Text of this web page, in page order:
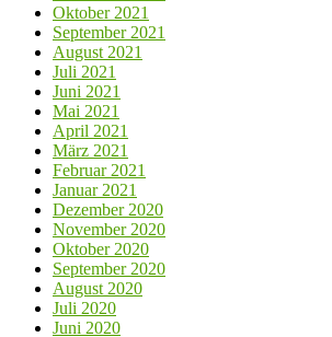
Oktober 2021
September 2021
August 2021
Juli 2021
Juni 2021
Mai 2021
April 2021
März 2021
Februar 2021
Januar 2021
Dezember 2020
November 2020
Oktober 2020
September 2020
August 2020
Juli 2020
Juni 2020